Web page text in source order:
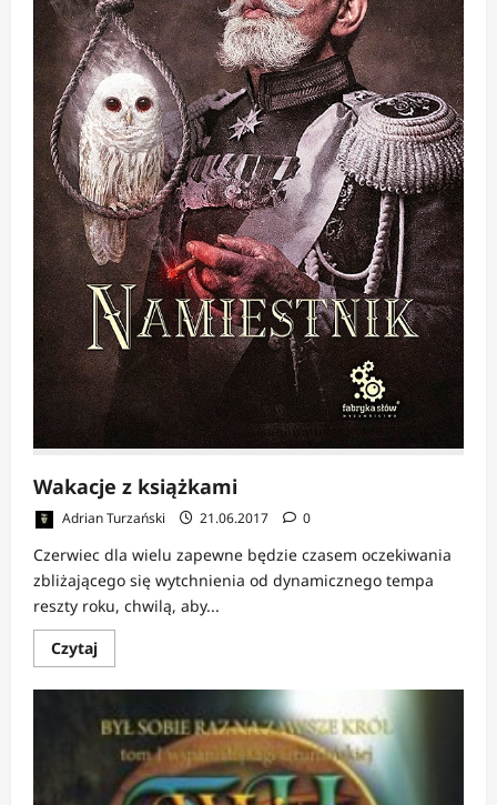
Wakacje z książkami
Adrian Turzański 21.06.2017 0
Czerwiec dla wielu zapewne będzie czasem oczekiwania
zbliżającego się wytchnienia od dynamicznego tempa
reszty roku, chwilą, aby...
CzytajDowiedz
się
o
z
książkami